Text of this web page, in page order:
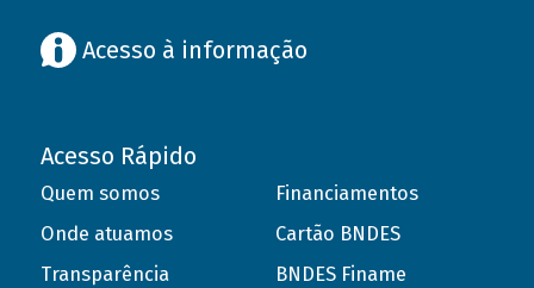
Acesso à informação
Acesso Rápido
Quem somos
Onde atuamos
Transparência
Financiamentos
Cartão BNDES
BNDES Finame